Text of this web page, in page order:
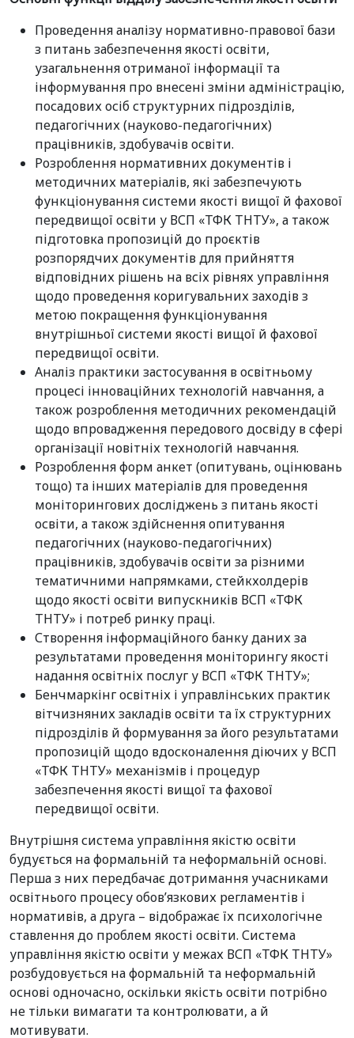
Проведення аналізу нормативно-правової бази
з питань забезпечення якості освіти,
узагальнення отриманої інформації та
інформування про внесені зміни адміністрацію,
посадових осіб структурних підрозділів,
педагогічних (науково-педагогічних)
працівників, здобувачів освіти.
Розроблення нормативних документів і
методичних матеріалів, які забезпечують
функціонування системи якості вищої й фахової
передвищої освіти у ВСП «ТФК ТНТУ», а також
підготовка пропозицій до проєктів
розпорядчих документів для прийняття
відповідних рішень на всіх рівнях управління
щодо проведення коригувальних заходів з
метою покращення функціонування
внутрішньої системи якості вищої й фахової
передвищої освіти.
Аналіз практики застосування в освітньому
процесі інноваційних технологій навчання, а
також розроблення методичних рекомендацій
щодо впровадження передового досвіду в сфері
організації новітніх технологій навчання.
Розроблення форм анкет (опитувань, оцінювань
тощо) та інших матеріалів для проведення
моніторингових досліджень з питань якості
освіти, а також здійснення опитування
педагогічних (науково-педагогічних)
працівників, здобувачів освіти за різними
тематичними напрямками, стейкхолдерів
щодо якості освіти випускників ВСП «ТФК
ТНТУ» і потреб ринку праці.
Створення інформаційного банку даних за
результатами проведення моніторингу якості
надання освітніх послуг у ВСП «ТФК ТНТУ»;
Бенчмаркінг освітніх і управлінських практик
вітчизняних закладів освіти та їх структурних
підрозділів й формування за його результатами
пропозицій щодо вдосконалення діючих у ВСП
«ТФК ТНТУ» механізмів і процедур
забезпечення якості вищої та фахової
передвищої освіти.
Внутрішня система управління якістю освіти
будується на формальній та неформальній основі.
Перша з них передбачає дотримання учасниками
освітнього процесу обов’язкових регламентів і
нормативів, а друга – відображає їх психологічне
ставлення до проблем якості освіти. Система
управління якістю освіти у межах ВСП «ТФК ТНТУ»
розбудовується на формальній та неформальній
основі одночасно, оскільки якість освіти потрібно
не тільки вимагати та контролювати, а й
мотивувати.